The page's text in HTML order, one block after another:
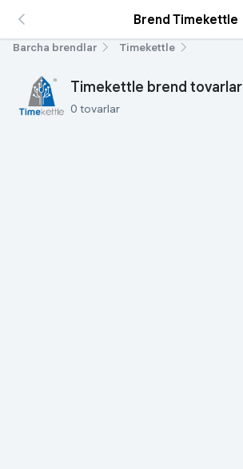
Brend Timekettle
Barcha brendlar Timekettle
Timekettle brend tovarlar
0 tovarlar